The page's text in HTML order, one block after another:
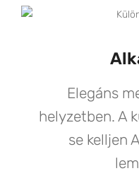
Elegáns
helyzetben. A
se kelljen